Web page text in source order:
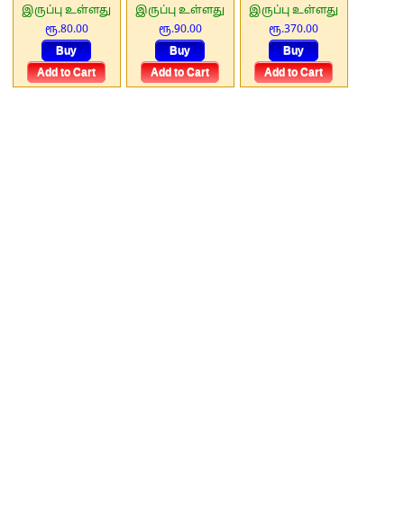
இருப்பு உள்ளது
ரூ.80.00
இருப்பு உள்ளது
ரூ.90.00
இருப்பு உள்ளது
ரூ.370.00